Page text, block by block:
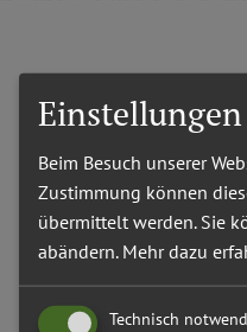
Beim Besuch unserer
Zustimmung können
übermittelt werden. Sie
abändern. Mehr dazu
Technisch